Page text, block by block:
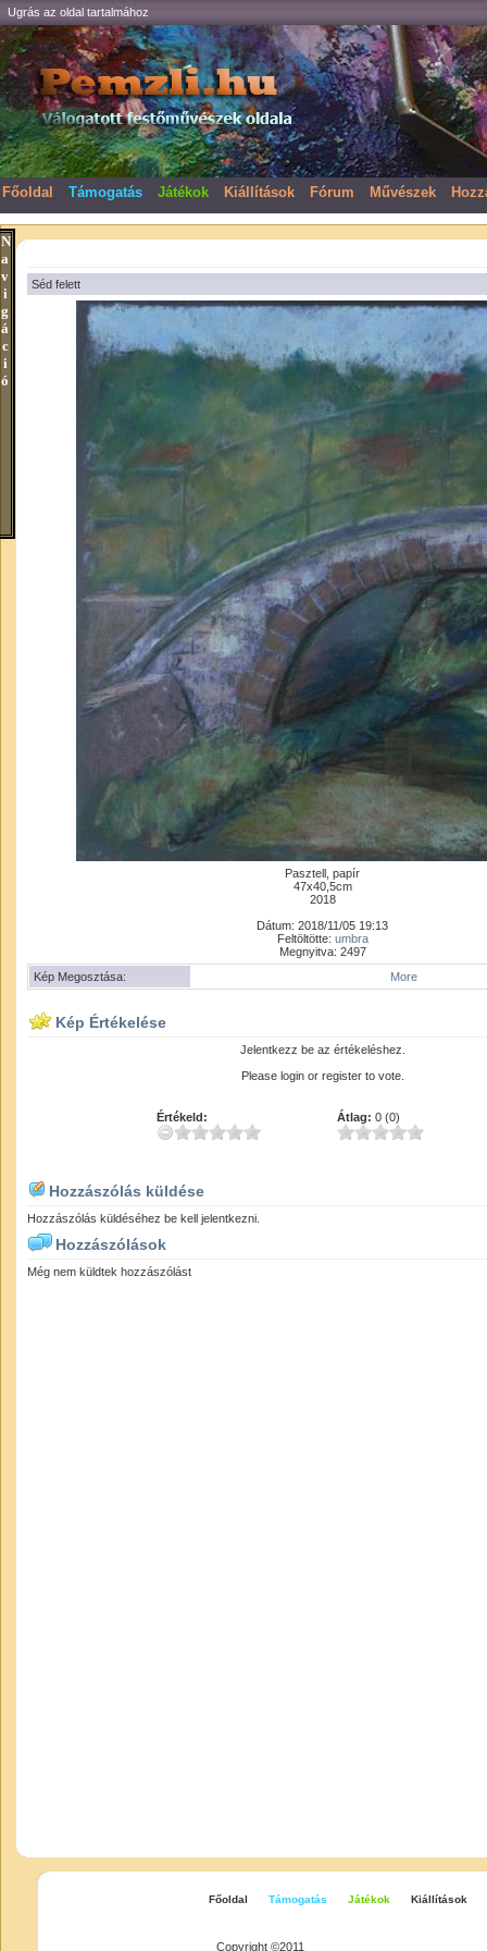
N
a
v
i
g
á
c
i
ó
Ugrás az oldal tartalmához
Főoldal Támogatás Játékok Kiállítások Fórum Művészek
Séd felett
Pasztell, papír
47x40,5cm
2018
Dátum: 2018/11/05 19:13
Feltöltötte: umbra
Megnyitva: 2497
Kép Megosztása:
More
Kép Értékelése
Jelentkezz be az értékeléshez.
Please login or register to vote.
Értékeld: Átlag: 0 (0)
Hozzászólás küldése
Hozzászólás küldéséhez be kell jelentkezni.
Hozzászólások
Még nem küldtek hozzászólást
Főoldal Támogatás Játékok Kiállítások
Copyright ©2011